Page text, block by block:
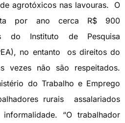
agrotóxicos nas lavouras. O
por ano cerca R$ 900
do Instituto de Pesquisa
no entanto os direitos do
vezes não são respeitados.
do Trabalho e Emprego
rurais assalariados
“O trabalhador